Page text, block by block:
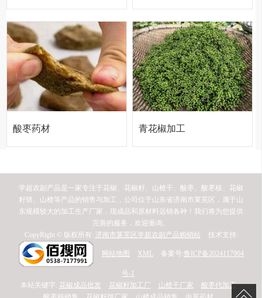
酸枣药材 青花椒加工
学超农副产品是一家专注于花椒、花椒籽、山楂干、酸枣、酸枣核、花椒
籽饼、山楂等产品的销售与加工，公司位于山东省济南市莱芜区，属于山
东规模较大的加工生产厂家，现成品和原材料远销各种！我们将为您提供
完善的服务，欢迎垂询。
CopyRight © 版权所有: 济南市莱芜区学超农副产品购销站 技术支持:
网站地图 XML 备案号:鲁ICP备2024117904
号-1
本站关键字: 花椒成品批发 花椒籽加工厂 山楂干厂家
酸枣代加工